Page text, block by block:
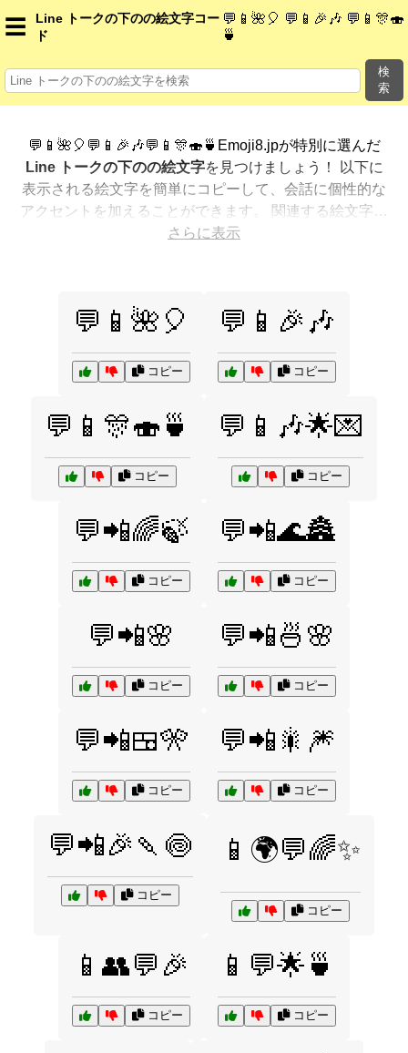
☰
Line トークの下のの絵文字コー
ド
💬📱🌺🎈 💬📱🎉🎶 💬📱🎊🍣
🍵
検
索
💬📱🌺🎈💬📱🎉🎶💬📱🎊🍣🍵Emoji8.jpが特別に選んだ
Line トークの下のの絵文字を見つけましょう！ 以下に
表示される絵文字を簡単にコピーして、会話に個性的な
アクセントを加えることができます。 関連する絵文字を
最も人気のある順に表示しました。さらに多くのオプシ
さらに表示
💬📱🌺🎈
コピー
💬📱🎉🎶
コピー
💬📱🎊🍣🍵
コピー
💬📱🎶🌟💌
コピー
💬📲🌈🍃
コピー
💬📲🌊🏯
コピー
💬📲🌸
コピー
💬📲🍜🌸
コピー
💬📲🍱🎌
コピー
💬📲🎇🎆
コピー
💬📲🎉🍡🍥
コピー
📱🌍💬🌈✨
コピー
📱👥💬🎉
コピー
📱💬🌟🍵
コピー